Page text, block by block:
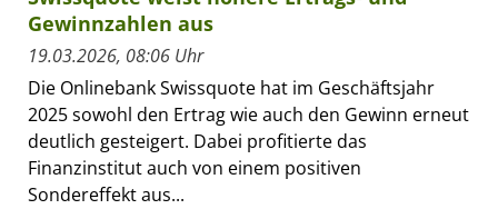
Gewinnzahlen aus
19.03.2026, 08:06 Uhr
Die Onlinebank Swissquote hat im Geschäftsjahr
2025 sowohl den Ertrag wie auch den Gewinn erneut
deutlich gesteigert. Dabei profitierte das
Finanzinstitut auch von einem positiven
Sondereffekt aus...